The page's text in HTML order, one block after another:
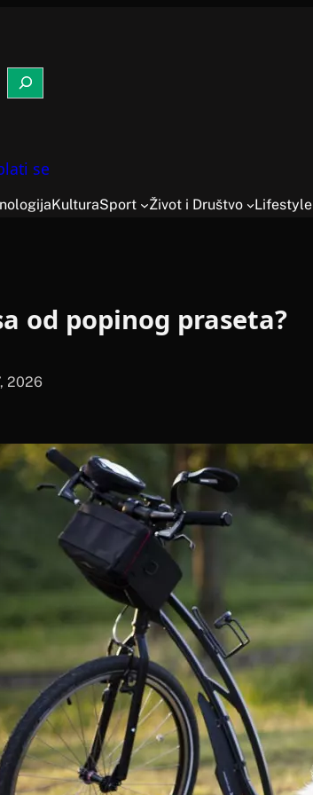
se
KulturaSport Život i Društvo Lifestyle
od popinog praseta?
2026